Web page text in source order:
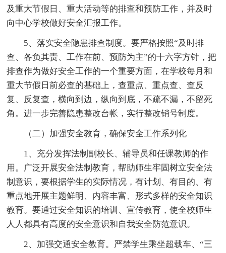
及重大节假日、重大活动等的排查和预防工作，并及时
向中心学校做好安全汇报工作。
5、落实安全隐患排查制度。要严格按照“及时排
查、各负其责、工作在前、预防为主”的十六字方针，把
排查作为做好安全工作的一个重要方面，在学校每月和
重大节假日前必查的基础上，查重点、重点查、查反
复、反复查，横向到边，纵向到底，不疏不漏，不留死
角。进一步完善隐患整改台帐，实行整改销号制度。
（二）加强安全教育，确保安全工作系列化
1、充分发挥法制副校长、辅导员和任课教师的作
用。广泛开展安全法制教育，帮助师生牢固树立安全法
制意识，要根据学生的实际情况，有计划、有目的、有
重点地开展主题鲜明、内容丰富、形式多样的安全知识
教育。要通过安全知识的培训、宣传教育，使全校师生
人人都具有高度的安全意识和自我安全防范意识。
2、加强交通安全教育。严禁学生乘坐超载车、“三